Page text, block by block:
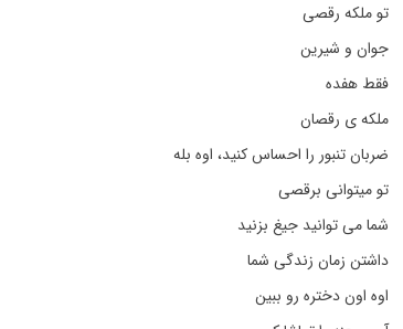
تو ملکه رقصی
جوان و شیرین
فقط هفده
ملکه ی رقصان
ضربان تنبور را احساس کنید، اوه بله
تو میتوانی برقصی
شما می توانید جیغ بزنید
داشتن زمان زندگی شما
اوه اون دختره رو ببین